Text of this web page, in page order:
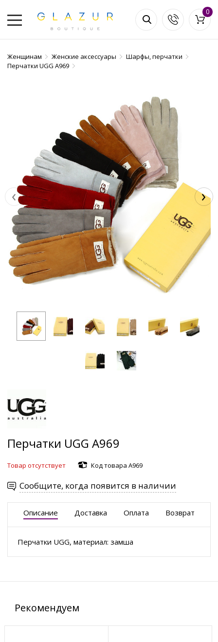
0
Женщинам Женские аксессуары
Шарфы, перчатки
Перчатки UGG А969
‹ ›
Перчатки UGG А969
Товар отсутствует Код товара А969
Сообщите, когда появится в наличии
Описание Доставка Оплата Возврат
Перчатки UGG, материал: замша
Рекомендуем